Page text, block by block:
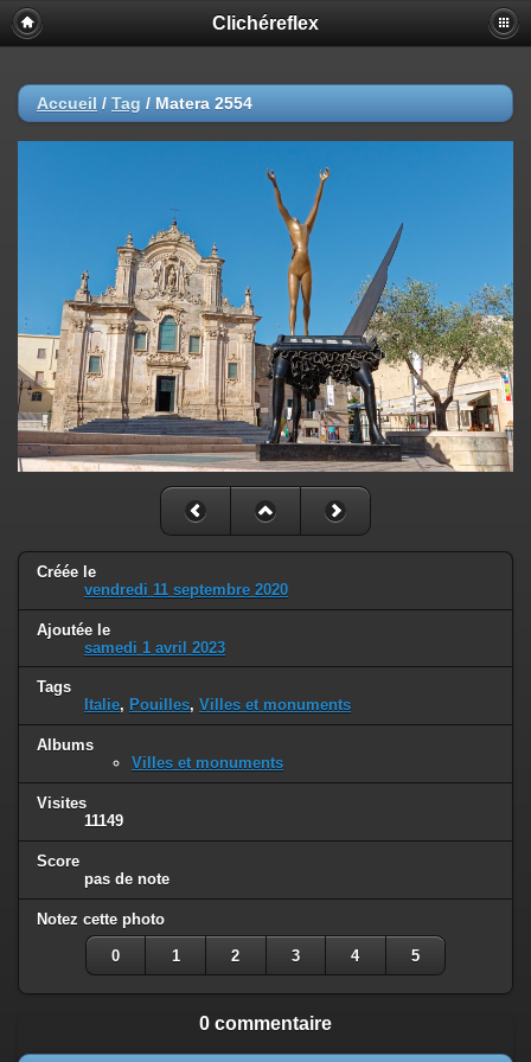
Clichéreflex
Accueil / Tag / Matera 2554
Créée le
vendredi 11 septembre 2020
Ajoutée le
samedi 1 avril 2023
Tags
Italie, Pouilles, Villes et monuments
Albums
Villes et monuments
Visites
11149
Score
pas de note
Notez cette photo
0 1 2 3 4 5
0 commentaire